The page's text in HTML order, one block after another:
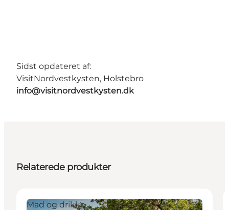
Sidst opdateret af:
VisitNordvestkysten, Holstebro
info@visitnordvestkysten.dk
Relaterede produkter
Mad og drikke